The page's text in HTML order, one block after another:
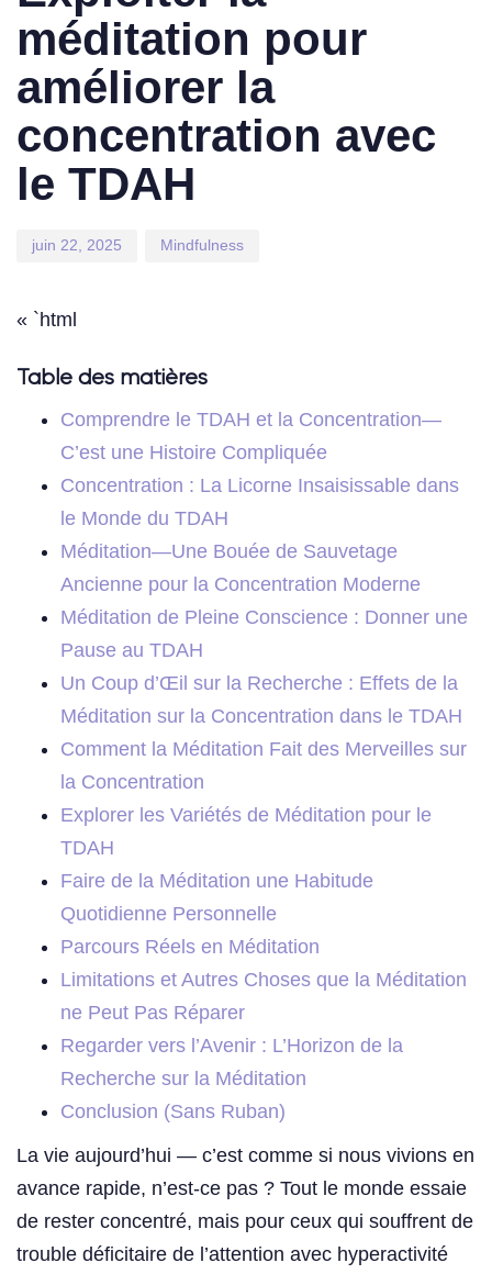
méditation pour
améliorer la
concentration avec
le TDAH
juin 22, 2025 Mindfulness
« `html
Table des matières
Comprendre le TDAH et la Concentration—
C’est une Histoire Compliquée
Concentration : La Licorne Insaisissable dans
le Monde du TDAH
Méditation—Une Bouée de Sauvetage
Ancienne pour la Concentration Moderne
Méditation de Pleine Conscience : Donner une
Pause au TDAH
Un Coup d’Œil sur la Recherche : Effets de la
Méditation sur la Concentration dans le TDAH
Comment la Méditation Fait des Merveilles sur
la Concentration
Explorer les Variétés de Méditation pour le
TDAH
Faire de la Méditation une Habitude
Quotidienne Personnelle
Parcours Réels en Méditation
Limitations et Autres Choses que la Méditation
ne Peut Pas Réparer
Regarder vers l’Avenir : L’Horizon de la
Recherche sur la Méditation
Conclusion (Sans Ruban)
La vie aujourd’hui — c’est comme si nous vivions en
avance rapide, n’est-ce pas ? Tout le monde essaie
de rester concentré, mais pour ceux qui souffrent de
trouble déficitaire de l’attention avec hyperactivité